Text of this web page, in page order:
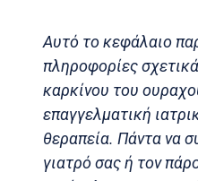
Αυτό το κεφάλαιο
πληροφορίες
καρκίνου του
επαγγελματική
θεραπεία. Πάντα να
γιατρό σας ή τον